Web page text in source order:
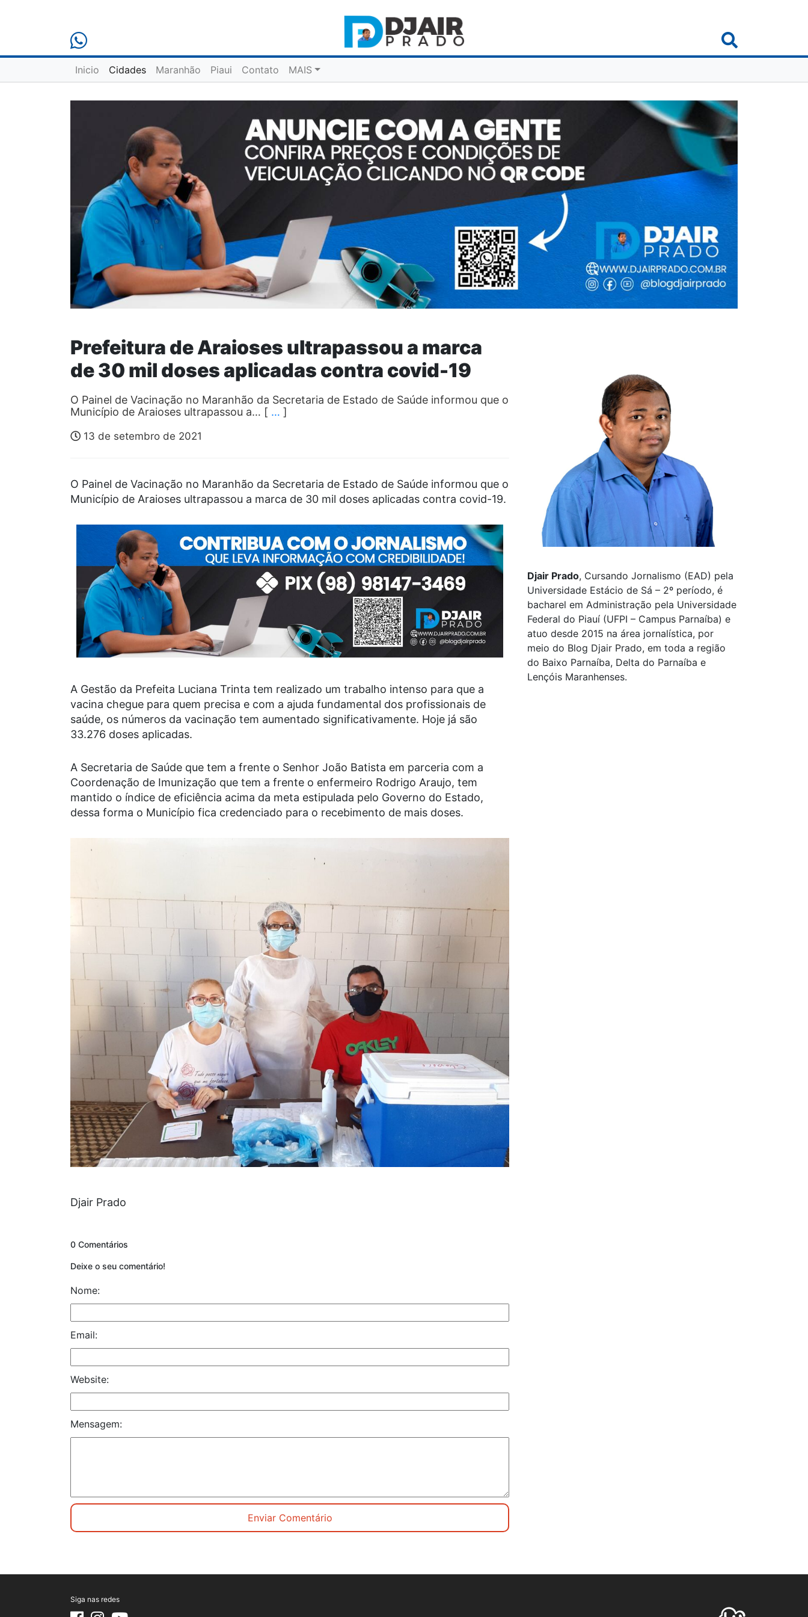
Inicio Cidades Maranhão Piaui Contato MAIS
Prefeitura de Araioses ultrapassou a marca
de 30 mil doses aplicadas contra covid-19
O Painel de Vacinação no Maranhão da Secretaria de Estado de Saúde informou que o
Município de Araioses ultrapassou a… [ … ]
13 de setembro de 2021
O Painel de Vacinação no Maranhão da Secretaria de Estado de Saúde informou que o
Município de Araioses ultrapassou a marca de 30 mil doses aplicadas contra covid-19.
A Gestão da Prefeita Luciana Trinta tem realizado um trabalho intenso para que a
vacina chegue para quem precisa e com a ajuda fundamental dos profissionais de
saúde, os números da vacinação tem aumentado significativamente. Hoje já são
33.276 doses aplicadas.
A Secretaria de Saúde que tem a frente o Senhor João Batista em parceria com a
Coordenação de Imunização que tem a frente o enfermeiro Rodrigo Araujo, tem
mantido o índice de eficiência acima da meta estipulada pelo Governo do Estado,
dessa forma o Município fica credenciado para o recebimento de mais doses.
Djair Prado
0 Comentários
Deixe o seu comentário!
Nome:
Email:
Website:
Mensagem:
Djair Prado, Cursando Jornalismo (EAD) pela
Universidade Estácio de Sá – 2º período, é
bacharel em Administração pela Universidade
Federal do Piauí (UFPI – Campus Parnaíba) e
atuo desde 2015 na área jornalística, por
meio do Blog Djair Prado, em toda a região
do Baixo Parnaíba, Delta do Parnaíba e
Lençóis Maranhenses.
Siga nas redes